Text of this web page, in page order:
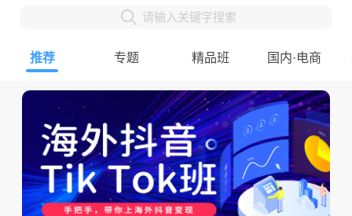
请输入关键字搜索
推荐 专题 精品班 国内·电商